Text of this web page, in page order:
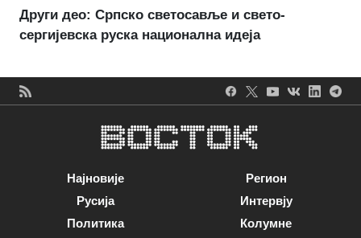
Други део: Српско светосавље и свето-
сергијевска руска национална идеја
Најновије
Русија
Политика
Регион
Интервју
Колумне